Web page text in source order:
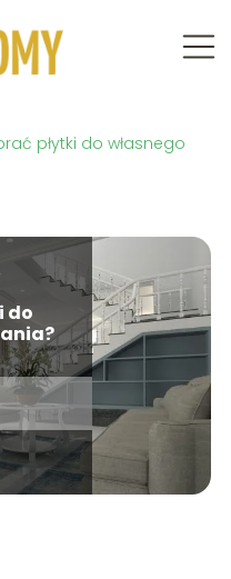
płytki do własnego
do